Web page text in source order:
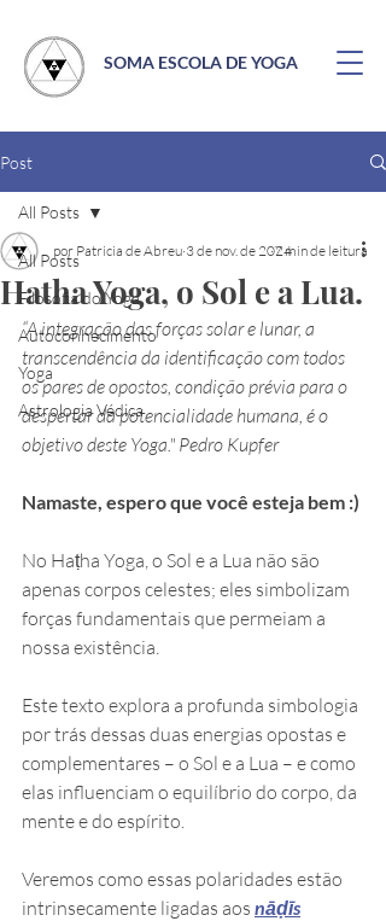
SOMA ESCOLA DE YOGA
Post
All Posts
Filosofia do Yoga
Autoconhecimento
Yoga
Astrologia Védica
All Posts
Hatha Yoga, o Sol e a Lua.
por Patricia de Abreu 3 de nov. de 20247 min de leitura
“A integração das forças solar e lunar, a
transcendência da identificação com todos
os pares de opostos, condição prévia para o
despertar da potencialidade humana, é o
objetivo deste Yoga." Pedro Kupfer
Namaste, espero que você esteja bem :)
No Haṭha Yoga, o Sol e a Lua não são
apenas corpos celestes; eles simbolizam
forças fundamentais que permeiam a
nossa existência.
Este texto explora a profunda simbologia
por trás dessas duas energias opostas e
complementares – o Sol e a Lua – e como
elas influenciam o equilíbrio do corpo, da
mente e do espírito.
Veremos como essas polaridades estão
intrinsecamente ligadas aos nāḍīs